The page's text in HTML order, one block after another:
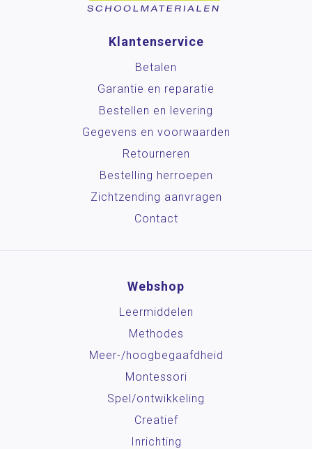
Klantenservice
Betalen
Garantie en reparatie
Bestellen en levering
Gegevens en voorwaarden
Retourneren
Bestelling herroepen
Zichtzending aanvragen
Contact
Webshop
Leermiddelen
Methodes
Meer-/hoog­begaafdheid
Montessori
Spel/ontwikkeling
Creatief
Inrichting